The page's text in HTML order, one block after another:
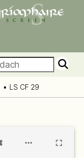
LS CF 29